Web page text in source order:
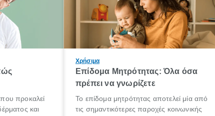
προκαλεί
και
Χρήσιμα
Επίδομα Μητρότητας: Όλα όσα
πρέπει να γνωρίζετε
Το επίδομα μητρότητας αποτελεί μία από
τις σημαντικότερες παροχές κοινωνικής